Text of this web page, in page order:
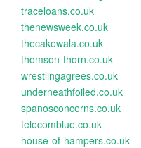
traceloans.co.uk
thenewsweek.co.uk
thecakewala.co.uk
thomson-thorn.co.uk
wrestlingagrees.co.uk
underneathfoiled.co.uk
spanosconcerns.co.uk
telecomblue.co.uk
house-of-hampers.co.uk